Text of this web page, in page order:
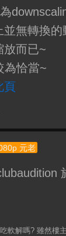
並無轉換的
放而已~
為恰當~
頁
元老
軟解嗎? 雖然樓